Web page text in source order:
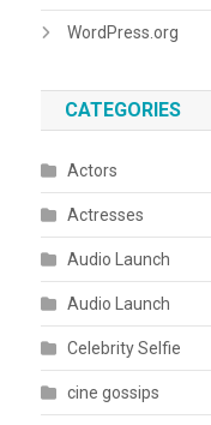
WordPress.org
CATEGORIES
Actors
Actresses
Audio Launch
Audio Launch
Celebrity Selfie
cine gossips